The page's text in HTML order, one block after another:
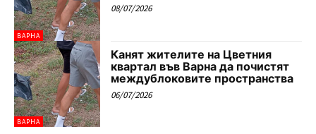
ВАРНА
08/07/2026
ВАРНА
Канят жителите на Цветния
квартал във Варна да почистят
междублоковите пространства
06/07/2026